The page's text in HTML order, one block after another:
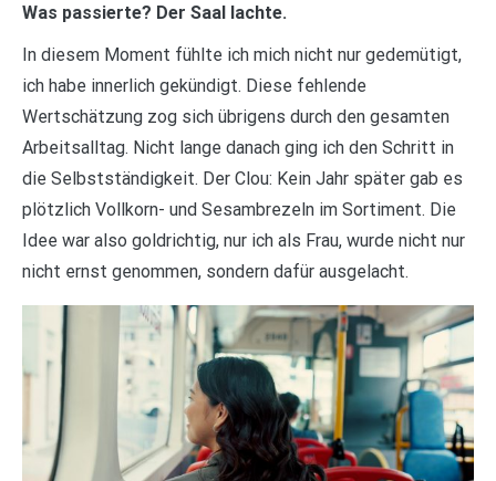
Was passierte? Der Saal lachte.
In diesem Moment fühlte ich mich nicht nur gedemütigt,
ich habe innerlich gekündigt. Diese fehlende
Wertschätzung zog sich übrigens durch den gesamten
Arbeitsalltag. Nicht lange danach ging ich den Schritt in
die Selbstständigkeit. Der Clou: Kein Jahr später gab es
plötzlich Vollkorn- und Sesambrezeln im Sortiment. Die
Idee war also goldrichtig, nur ich als Frau, wurde nicht nur
nicht ernst genommen, sondern dafür ausgelacht.